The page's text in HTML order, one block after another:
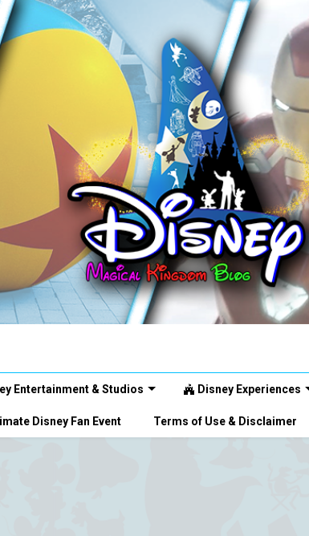
Entertainment & Studios Disney Experiences
Disney Fan Event Terms of Use & Disclaimer